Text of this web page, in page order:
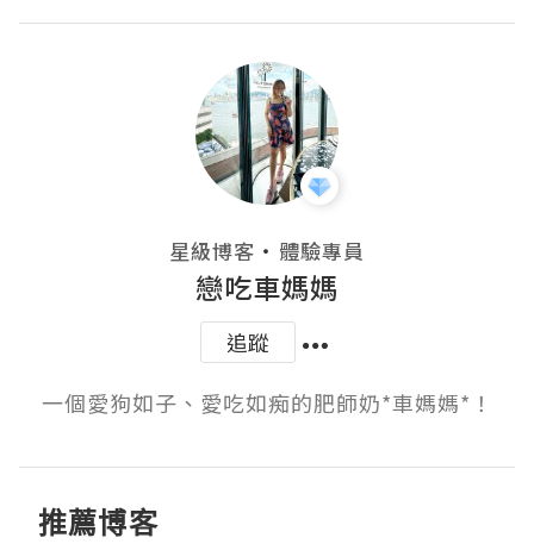
星級博客 ・ 體驗專員
戀吃車媽媽
追蹤
一個愛狗如子、愛吃如痴的肥師奶*車媽媽*！
推薦博客